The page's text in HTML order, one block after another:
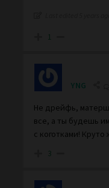
1
YNG
Не дрейфь,
все, а ты будешь
с коготками! Круто
3